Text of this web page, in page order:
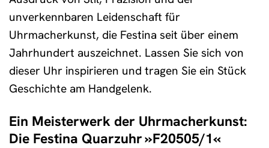
unverkennbaren Leidenschaft für
Uhrmacherkunst, die Festina seit über einem
Jahrhundert auszeichnet. Lassen Sie sich von
dieser Uhr inspirieren und tragen Sie ein Stück
Geschichte am Handgelenk.
Ein Meisterwerk der Uhrmacherkunst:
Die Festina Quarzuhr »F20505/1«